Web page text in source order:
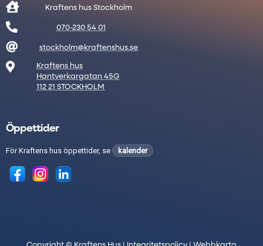
 Kraftens hus Stockholm
 070-230 54 01
 stockholm@kraftenshus.se

Kraftens hus
Hantverkargatan 45G
112 21 STOCKHOLM
Öppettider
För Kraftens hus öppettider, se kalender